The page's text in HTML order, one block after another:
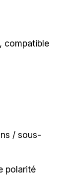
compatible
/ sous-
polarité